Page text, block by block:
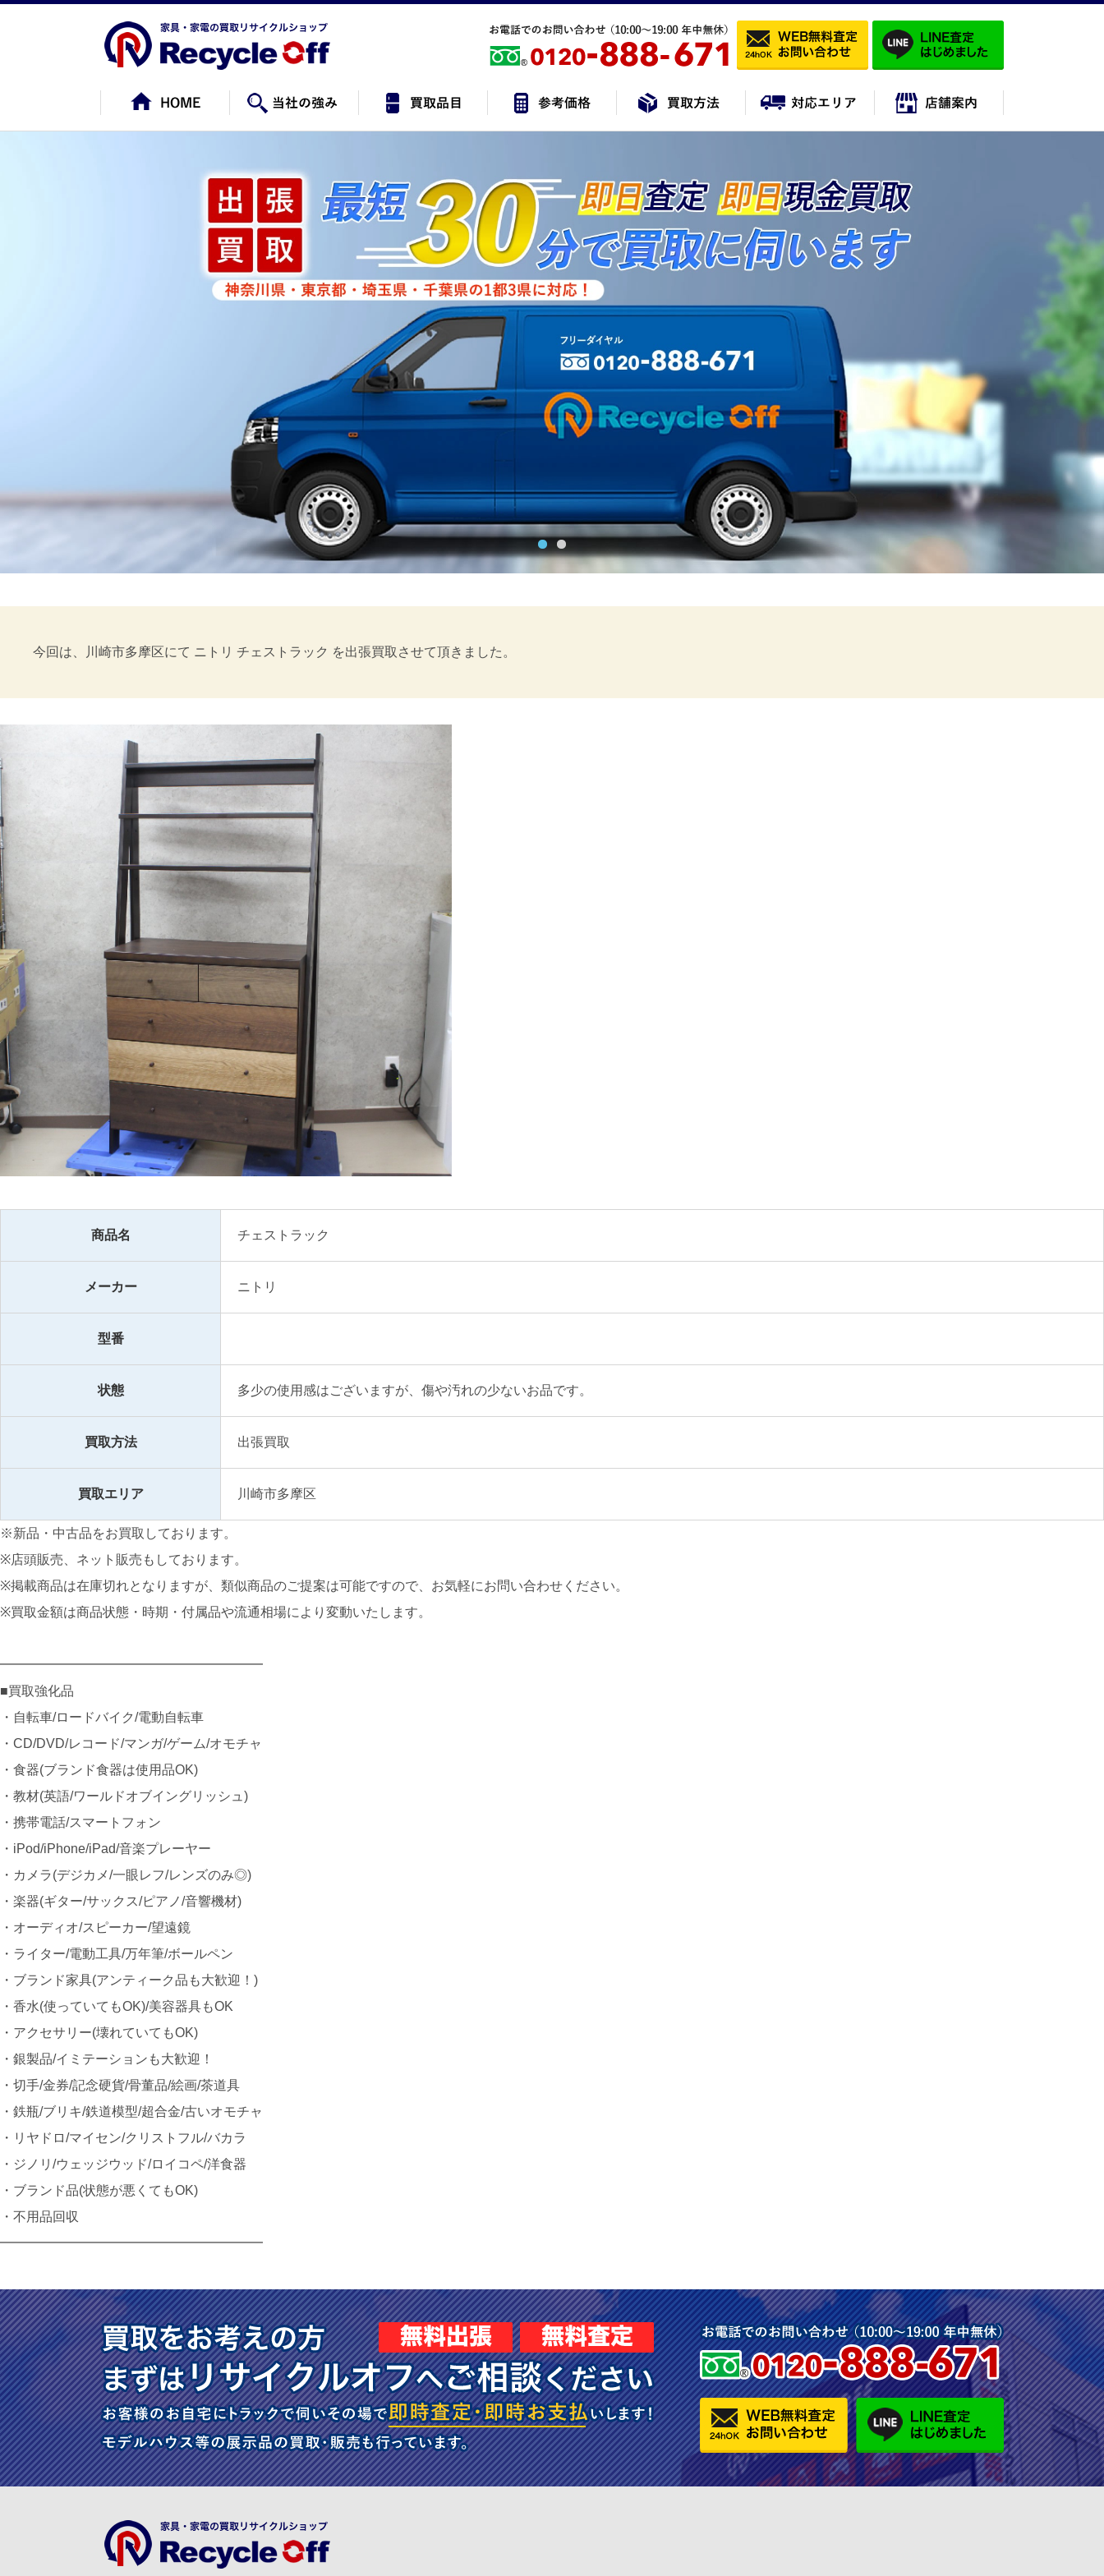
今回は、川崎市多摩区にて ニトリ チェストラック を出張買取させて頂きました。
商品名 チェストラック
メーカー ニトリ
型番
状態 多少の使用感はございますが、傷や汚れの少ないお品です。
買取方法 出張買取
買取エリア 川崎市多摩区
※新品・中古品をお買取しております。
※店頭販売、ネット販売もしております。
※掲載商品は在庫切れとなりますが、類似商品のご提案は可能ですので、お気軽にお問い合わせください。
※買取金額は商品状態・時期・付属品や流通相場により変動いたします。
━━━━━━━━━━━━━━━━━━━━
■買取強化品
・自転車/ロードバイク/電動自転車
・CD/DVD/レコード/マンガ/ゲーム/オモチャ
・食器(ブランド食器は使用品OK)
・教材(英語/ワールドオブイングリッシュ)
・携帯電話/スマートフォン
・iPod/iPhone/iPad/音楽プレーヤー
・カメラ(デジカメ/一眼レフ/レンズのみ◎)
・楽器(ギター/サックス/ピアノ/音響機材)
・オーディオ/スピーカー/望遠鏡
・ライター/電動工具/万年筆/ボールペン
・ブランド家具(アンティーク品も大歓迎！)
・香水(使っていてもOK)/美容器具もOK
・アクセサリー(壊れていてもOK)
・銀製品/イミテーションも大歓迎！
・切手/金券/記念硬貨/骨董品/絵画/茶道具
・鉄瓶/ブリキ/鉄道模型/超合金/古いオモチャ
・リヤドロ/マイセン/クリストフル/バカラ
・ジノリ/ウェッジウッド/ロイコペ/洋食器
・ブランド品(状態が悪くてもOK)
・不用品回収
━━━━━━━━━━━━━━━━━━━━